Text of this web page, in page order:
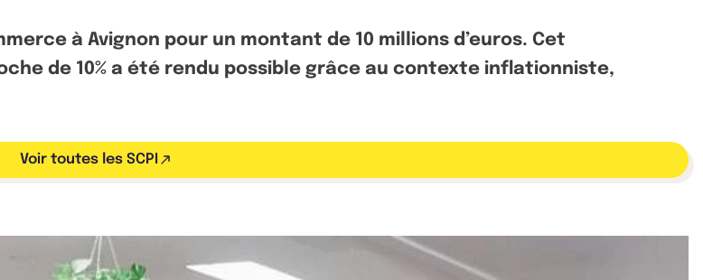
à Avignon pour un montant de 10 millions d’euros. Cet
de 10% a été rendu possible grâce au contexte inflationniste,
Voir toutes les SCPI